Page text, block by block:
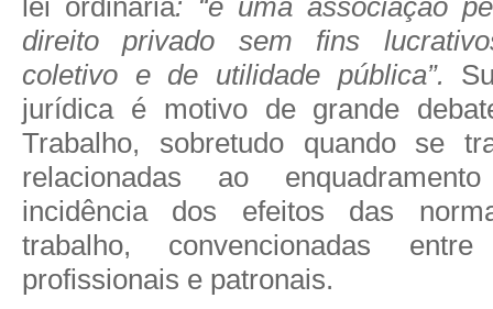
direito privado sem fins
coletivo e de utilidade pública”.
jurídica é motivo de grande
Trabalho, sobretudo quando se
relacionadas ao
incidência dos efeitos das
trabalho, convencionadas
profissionais e patronais.